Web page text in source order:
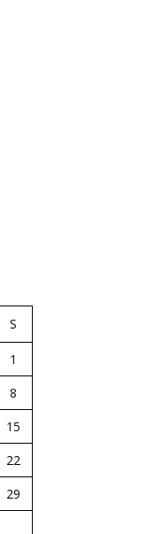
S
1
8
15
22
29